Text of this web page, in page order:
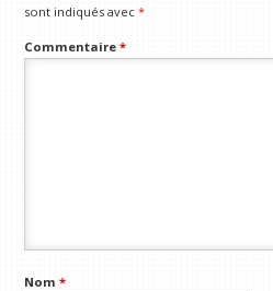
sont indiqués avec*
Commentaire*
Nom*